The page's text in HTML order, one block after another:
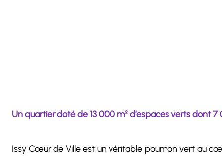
Un quartier doté de 13 000 m² d’espaces verts dont
Issy Cœur de Ville est un véritable poumon vert au